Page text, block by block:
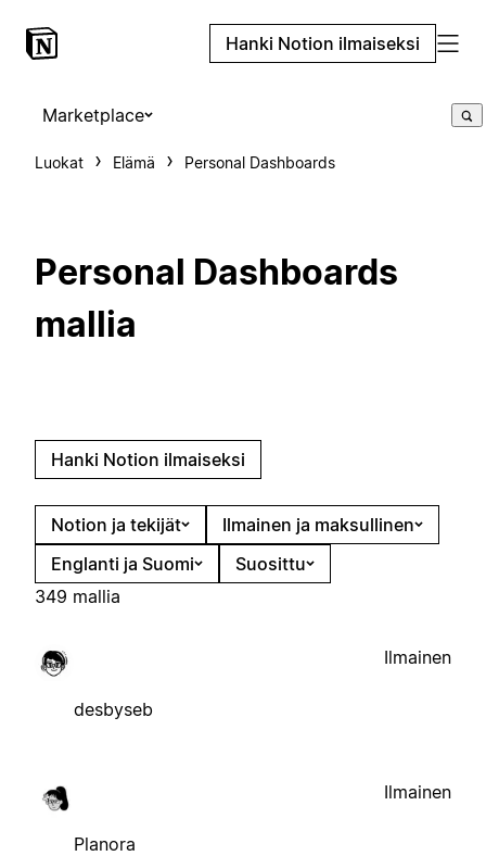
Hanki Notion ilmaiseksi
Marketplace
Luokat Elämä Personal Dashboards
Personal Dashboards
mallia
Hanki Notion ilmaiseksi
Notion ja tekijät
Ilmainen ja maksullinen
Englanti ja Suomi
Suosittu
349 mallia
desbyseb
Ilmainen
Planora
Ilmainen